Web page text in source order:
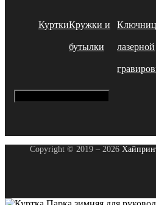
КурткиКружки и
бутылки лазерной
Copyright © 2019 – 2026